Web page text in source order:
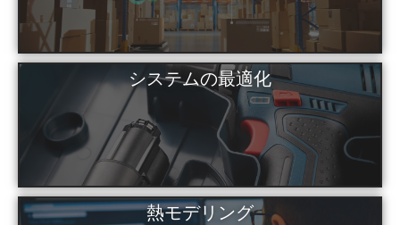
システムの最適化
熱モデリング